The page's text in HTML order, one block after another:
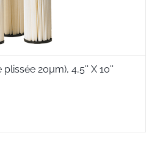
20µm), 4,5'' X 10''